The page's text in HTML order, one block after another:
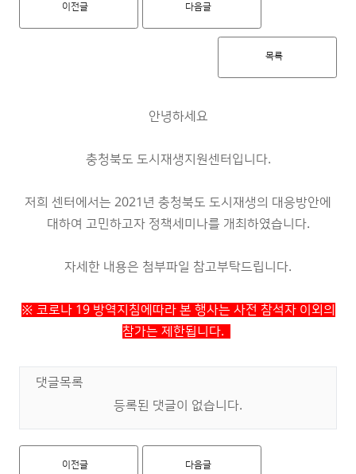
이전글 다음글
목록
안녕하세요
충청북도 도시재생지원센터입니다.
저희 센터에서는 2021년 충청북도 도시재생의 대응방안에
대하여 고민하고자 정책세미나를 개최하였습니다.
자세한 내용은 첨부파일 참고부탁드립니다.
※ 코로나 19 방역지침에따라 본 행사는 사전 참석자 이외의
참가는 제한됩니다.
댓글목록
등록된 댓글이 없습니다.
이전글 다음글